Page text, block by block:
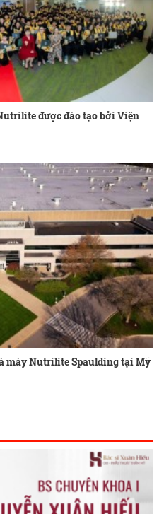
được đào tạo bởi Viện
máy Nutrilite Spaulding tại Mỹ